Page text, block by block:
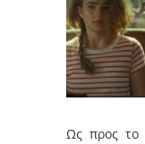
Ως προς το